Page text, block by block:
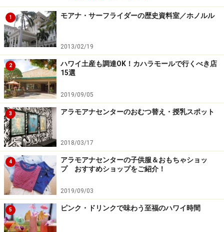
住所：アラモアナセンター エヴァウイング1階
TEL：080-949-5044
営業時間：5:00～22:00
ルピシア
世界の紅茶・緑茶専門店、ルピシア。ハワイ柄タンブラーも
販売
日本でおなじみの茶葉専門店。ハワイ唯一のアラモアナ
店では、ハワイをイメージした限定オリジナルティーを
販売しています。紅茶や日本茶、烏龍茶、ルイボスティ
ーなどをベースにトロピカルフルーツ、花びら等をブレ
1 モアナ・サーフライダーの歴史資料室／ホノルル
2013/02/19
2
ハワイ土産も調達OK！カハラモールで行くべき店
15選
2019/09/05
3 アラモアナセンターのおむつ替え・授乳スポット
2018/03/17
4
アラモアナセンターの子供服＆おもちゃショッ
プ おすすめショップをご紹介！
2019/09/03
5 ピンク・ドリンクで味わう至福のハワイ時間